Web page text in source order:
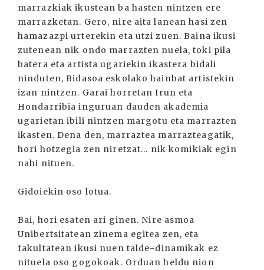
marrazkiak ikustean ba hasten nintzen ere
marrazketan. Gero, nire aita lanean hasi zen
hamazazpi urterekin eta utzi zuen. Baina ikusi
zutenean nik ondo marrazten nuela, toki pila
batera eta artista ugariekin ikastera bidali
ninduten, Bidasoa eskolako hainbat artistekin
izan nintzen. Garai horretan Irun eta
Hondarribia inguruan dauden akademia
ugarietan ibili nintzen margotu eta marrazten
ikasten. Dena den, marraztea marrazteagatik,
hori hotzegia zen niretzat... nik komikiak egin
nahi nituen.
Gidoiekin oso lotua.
Bai, hori esaten ari ginen. Nire asmoa
Unibertsitatean zinema egitea zen, eta
fakultatean ikusi nuen talde-dinamikak ez
nituela oso gogokoak. Orduan heldu nion